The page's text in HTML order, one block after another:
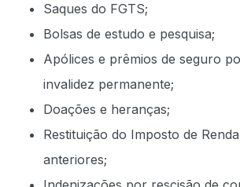
Saques do FGTS;
Bolsas de estudo e pesquisa;
Apólices e prêmios de seguro
invalidez permanente;
Doações e heranças;
Restituição do Imposto de
anteriores;